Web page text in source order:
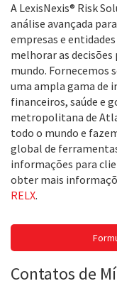
A LexisNexis® Risk
análise avançada
empresas e
melhorar as
mundo. Fornecemos
uma ampla gama de
financeiros, saúde e
metropolitana de
todo o mundo e
global de
informações para
obter mais
RELX.
Contatos de